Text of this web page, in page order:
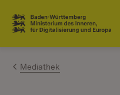
Zum Inhalt springen
Link zur Startseite
Mediathek